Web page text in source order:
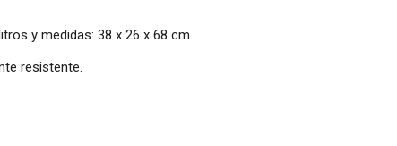
y medidas: 38 x 26 x 68 cm.
resistente.